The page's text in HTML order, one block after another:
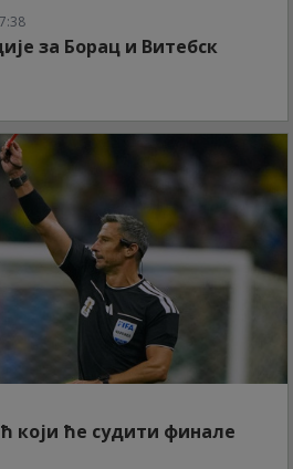
за Борац и Витебск
који ће судити финале